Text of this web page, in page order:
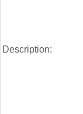
Description: